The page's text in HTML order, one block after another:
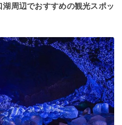
湖周辺でおすすめの観光スポッ